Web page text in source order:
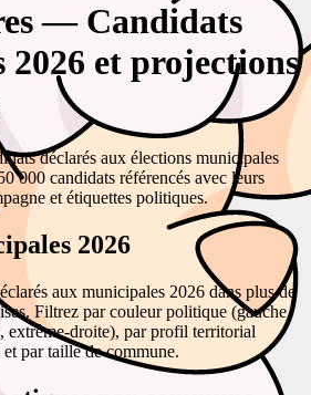
— Candidats
2026 et projections
déclarés aux élections municipales
000 candidats référencés avec leurs
et étiquettes politiques.
2026
aux municipales 2026 dans plus de
Filtrez par couleur politique (gauche,
extrême-droite), par profil territorial
par taille de commune.